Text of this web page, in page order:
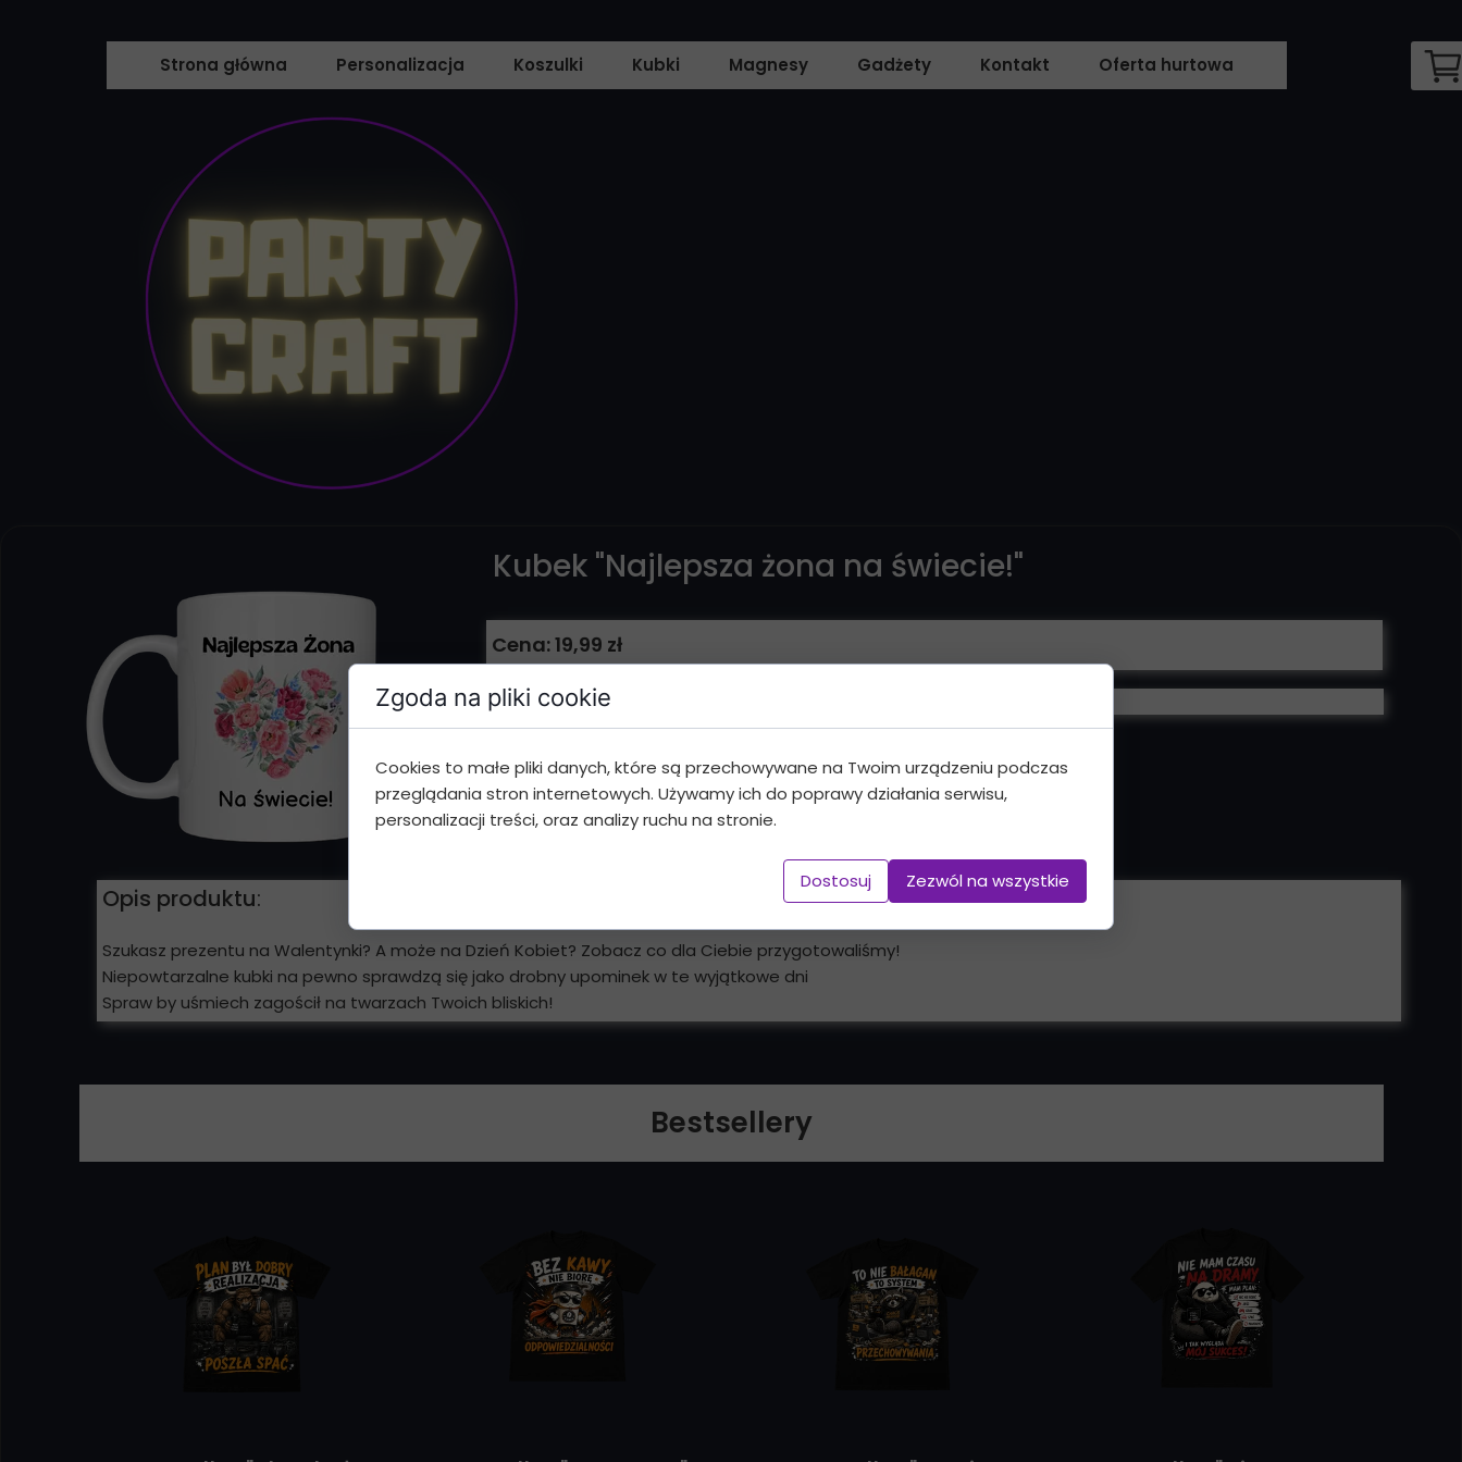
Strona główna Personalizacja Koszulki Kubki Magnesy Gadżety Kontakt Oferta hurtowa
Kubek "Najlepsza żona na świecie!"
Cena: 19,99 zł
Kubek "Najlepsza żona na świecie to idealny prezent dla Twojej kobiety!
Dodaj do koszyka
Opis produktu:
Szukasz prezentu na Walentynki? A może na Dzień Kobiet? Zobacz co dla Ciebie przygotowaliśmy!
Niepowtarzalne kubki na pewno sprawdzą się jako drobny upominek w te wyjątkowe dni
Spraw by uśmiech zagościł na twarzach Twoich bliskich!
Bestsellery
Zgoda na pliki cookie
Cookies to małe pliki danych, które są przechowywane na Twoim urządzeniu podczas
przeglądania stron internetowych. Używamy ich do poprawy działania serwisu,
personalizacji treści, oraz analizy ruchu na stronie.
Dostosuj Zezwól na wszystkie